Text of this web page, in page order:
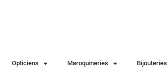
Opticiens Maroquineries Bijouteries